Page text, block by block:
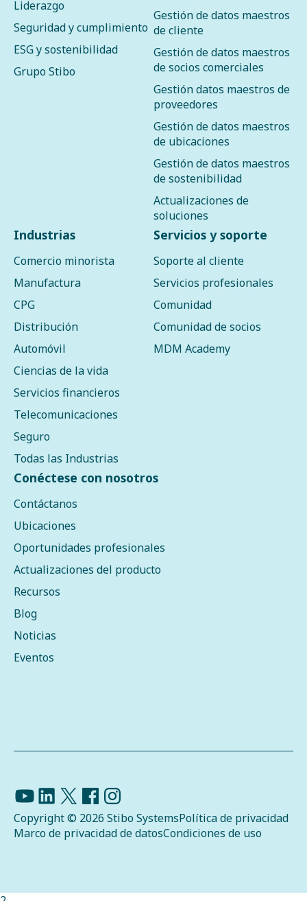
Liderazgo
Seguridad y cumplimiento
ESG y sostenibilidad
Grupo Stibo
Gestión de datos maestros
de cliente
Gestión de datos maestros
de socios comerciales
Gestión datos maestros de
proveedores
Gestión de datos maestros
de ubicaciones
Gestión de datos maestros
de sostenibilidad
Actualizaciones de
soluciones
Industrias
Comercio minorista
Manufactura
CPG
Distribución
Automóvil
Ciencias de la vida
Servicios financieros
Telecomunicaciones
Seguro
Todas las Industrias
Servicios y soporte
Soporte al cliente
Servicios profesionales
Comunidad
Comunidad de socios
MDM Academy
Conéctese con nosotros
Contáctanos
Ubicaciones
Oportunidades profesionales
Actualizaciones del producto
Recursos
Blog
Noticias
Eventos
Copyright © 2026 Stibo SystemsPolítica de privacidad
Marco de privacidad de datosCondiciones de uso